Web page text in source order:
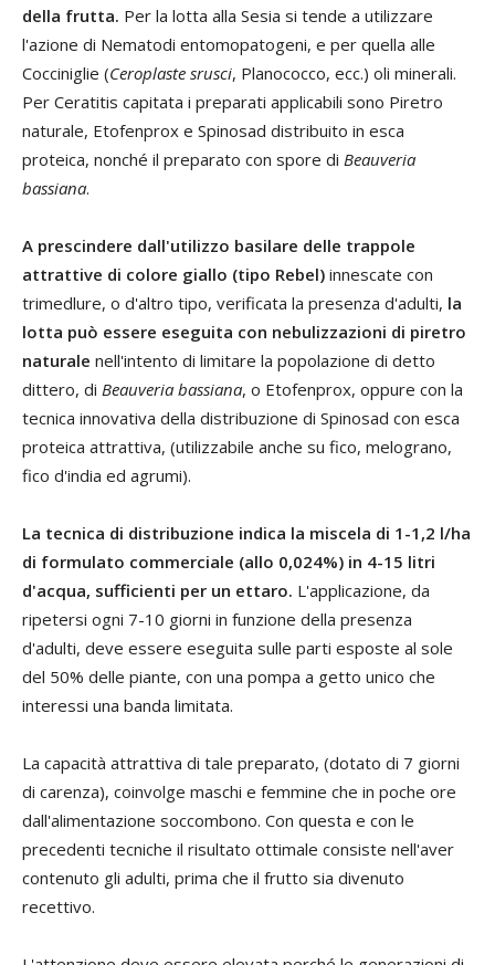
della frutta. Per la lotta alla Sesia si tende a utilizzare
l'azione di Nematodi entomopatogeni, e per quella alle
Cocciniglie (Ceroplaste srusci, Planococco, ecc.) oli minerali.
Per Ceratitis capitata i preparati applicabili sono Piretro
naturale, Etofenprox e Spinosad distribuito in esca
proteica, nonché il preparato con spore di Beauveria
bassiana.
A prescindere dall'utilizzo basilare delle trappole
attrattive di colore giallo (tipo Rebel) innescate con
trimedlure, o d'altro tipo, verificata la presenza d'adulti, la
lotta può essere eseguita con nebulizzazioni di piretro
naturale nell'intento di limitare la popolazione di detto
dittero, di Beauveria bassiana, o Etofenprox, oppure con la
tecnica innovativa della distribuzione di Spinosad con esca
proteica attrattiva, (utilizzabile anche su fico, melograno,
fico d'india ed agrumi).
La tecnica di distribuzione indica la miscela di 1-1,2 l/ha
di formulato commerciale (allo 0,024%) in 4-15 litri
d'acqua, sufficienti per un ettaro. L'applicazione, da
ripetersi ogni 7-10 giorni in funzione della presenza
d'adulti, deve essere eseguita sulle parti esposte al sole
del 50% delle piante, con una pompa a getto unico che
interessi una banda limitata.
La capacità attrattiva di tale preparato, (dotato di 7 giorni
di carenza), coinvolge maschi e femmine che in poche ore
dall'alimentazione soccombono. Con questa e con le
precedenti tecniche il risultato ottimale consiste nell'aver
contenuto gli adulti, prima che il frutto sia divenuto
recettivo.